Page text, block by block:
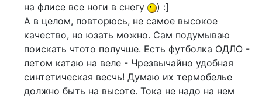
на флисе все ноги в снегу
) :]
А в целом, повторюсь, не самое высокое
качество, но юзать можно. Сам подумываю
поискать чтото получше. Есть футболка ОДЛО -
летом катаю на веле - Чрезвычайно удобная
синтетическая весчь! Думаю их термобелье
должно быть на высоте. Тока не надо на нем